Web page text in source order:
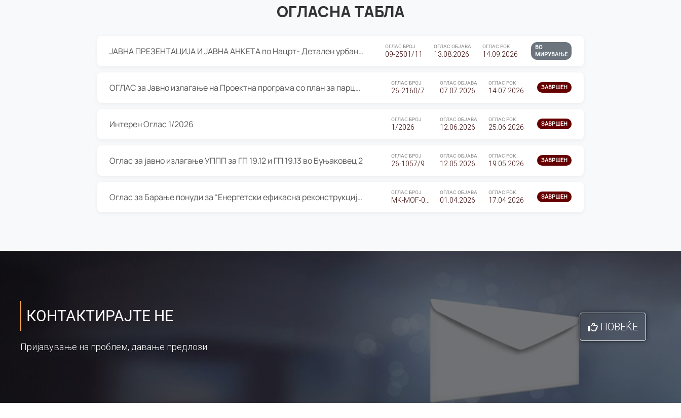
ОГЛАСНА ТАБЛА
ЈАВНА ПРЕЗЕНТАЦИЈА И ЈАВНА АНКЕТА по Нацрт- Детален урбанистички план Градска четврт Ј 05- Барутана, Општина Центар- Скопје, плански период 2025-2030 ОГЛАС БРОЈ
09-2501/11
ОГЛАС ОБЈАВА
13.08.2026
ОГЛАС РОК
14.09.2026
ВО
МИРУВАЊЕ
ОГЛАС за Јавно излагање на Проектна програма со план за парцелација за Урбанистички проект со план за парцелација за спојување на ГП 20.12 и ГП 20.37 од Изменување и дополнување на Детален урбанистички план Буњаковец 2, Општина Центар – Скопје ОГЛАС БРОЈ
26-2160/7
ОГЛАС ОБЈАВА
07.07.2026
ОГЛАС РОК
14.07.2026 ЗАВРШЕН
Интерен Оглас 1/2026 ОГЛАС БРОЈ
1/2026
ОГЛАС ОБЈАВА
12.06.2026
ОГЛАС РОК
25.06.2026 ЗАВРШЕН
Оглас за јавно излагање УППП за ГП 19.12 и ГП 19.13 во Буњаковец 2 ОГЛАС БРОЈ
26-1057/9
ОГЛАС ОБЈАВА
12.05.2026
ОГЛАС РОК
19.05.2026 ЗАВРШЕН
Оглас за Барање понуди за “Енергетски ефикасна реконструкција на објектот ООУ „Св. Кирил и Методиј" ОГЛАС БРОЈ ОГЛАС ОБЈАВА
01.04.2026
ОГЛАС РОК
17.04.2026 ЗАВРШЕН
КОНТАКТИРАЈТЕ НЕ
Пријавување на проблем, давање предлози
ПОВЕЌЕ